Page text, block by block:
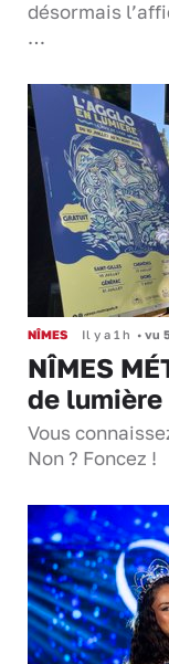
désormais
…
NÎMES Il y a 1 h • vu
NÎMES
de lumière
Vous
Non ? Foncez !